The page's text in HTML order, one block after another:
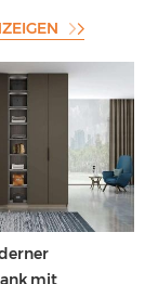
mit